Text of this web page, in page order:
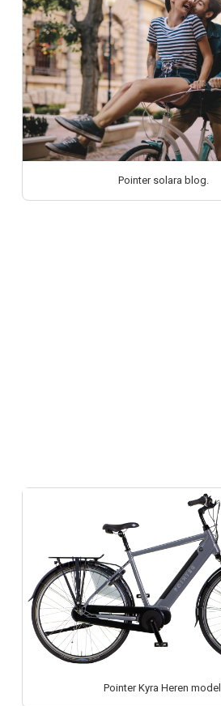
Pointer solara blog.
Pointer Kyra Heren model.